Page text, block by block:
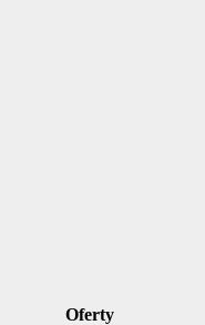
Oferty